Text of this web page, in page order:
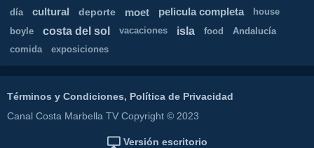
día cultural deporte moet pelicula completa house
boyle costa del sol vacaciones isla food Andalucía
comida exposiciones
Términos y Condiciones, Política de Privacidad
Canal Costa Marbella TV Copyright © 2023
Versión escritorio